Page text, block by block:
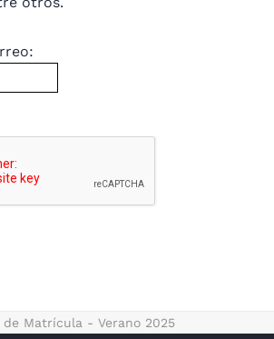
de Matrícula - Verano 2025